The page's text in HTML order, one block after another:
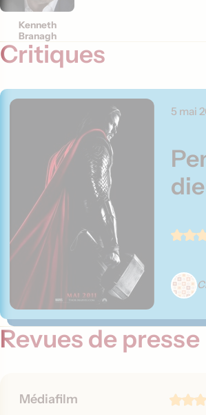
Kenneth
Branagh
Critiques
5 mai
Revues de presse
Médiafilm